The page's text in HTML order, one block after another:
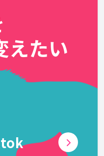
えたい